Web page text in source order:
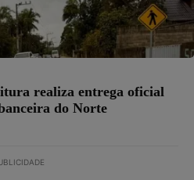
realiza entrega oficial
do Norte